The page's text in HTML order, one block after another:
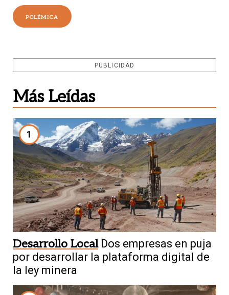
POLÉMICA
PUBLICIDAD
Más Leídas
1
Desarrollo Local Dos empresas en puja
por desarrollar la plataforma digital de
la ley minera